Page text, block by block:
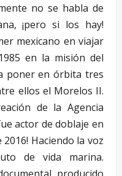
no se habla de
¡pero si los hay!
mexicano en viajar
en la misión del
poner en órbita tres
ellos el Morelos II.
de la Agencia
actor de doblaje en
Haciendo la voz
de vida marina.